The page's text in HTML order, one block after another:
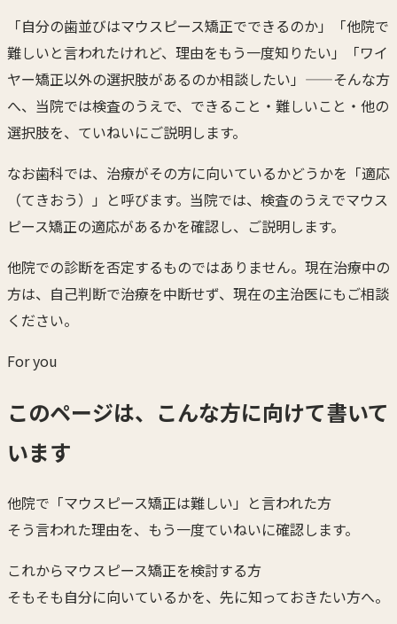
オ
ン
／
適
応
相
談
「自分の歯並びはマウスピース矯正でできるのか」「他院で
難しいと言われたけれど、理由をもう一度知りたい」「ワイ
ヤー矯正以外の選択肢があるのか相談したい」——そんな方
へ、当院では検査のうえで、できること・難しいこと・他の
選択肢を、ていねいにご説明します。
なお歯科では、治療がその方に向いているかどうかを「適応
（てきおう）」と呼びます。当院では、検査のうえでマウス
ピース矯正の適応があるかを確認し、ご説明します。
他院での診断を否定するものではありません。現在治療中の
方は、自己判断で治療を中断せず、現在の主治医にもご相談
ください。
For you
このページは、こんな方に向けて書いて
います
他院で「マウスピース矯正は難しい」と言われた方
そう言われた理由を、もう一度ていねいに確認します。
これからマウスピース矯正を検討する方
そもそも自分に向いているかを、先に知っておきたい方へ。